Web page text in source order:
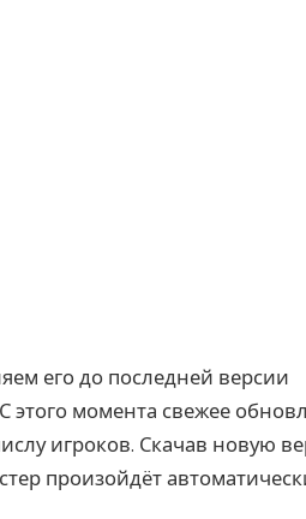
его до последней версии
момента свежее
игроков. Скачав новую
произойдёт